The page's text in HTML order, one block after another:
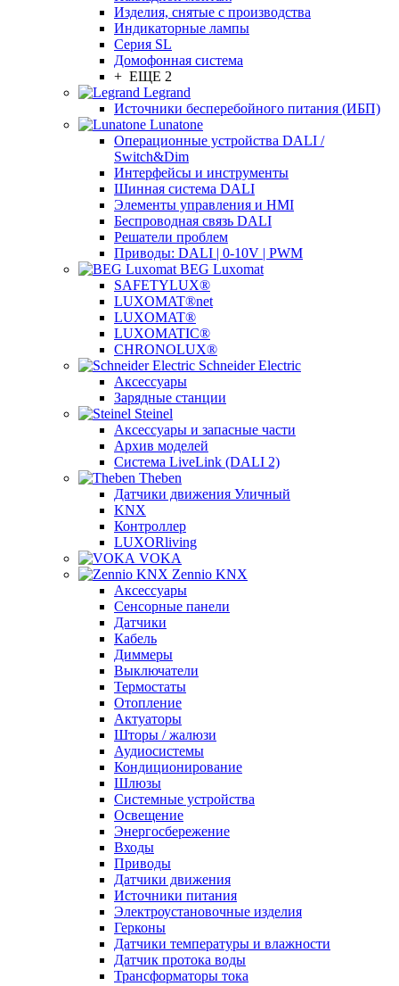
Изделия, снятые с производства
Индикаторные лампы
Серия SL
Домофонная система
+ ЕЩЕ 2
Legrand
Источники бесперебойного питания (ИБП)
Lunatone
Операционные устройства DALI /
Switch&Dim
Интерфейсы и инструменты
Шинная система DALI
Элементы управления и HMI
Беспроводная связь DALI
Решатели проблем
Приводы: DALI | 0-10V | PWM
BEG Luxomat
SAFETYLUX®
LUXOMAT®net
LUXOMAT®
LUXOMATIC®
CHRONOLUX®
Schneider Electric
Аксессуары
Зарядные станции
Steinel
Аксессуары и запасные части
Архив моделей
Система LiveLink (DALI 2)
Theben
Датчики движения Уличный
KNX
Контроллер
LUXORliving
VOKA
Zennio KNX
Аксессуары
Сенсорные панели
Датчики
Кабель
Диммеры
Выключатели
Термостаты
Отопление
Актуаторы
Шторы / жалюзи
Аудиосистемы
Кондиционирование
Шлюзы
Системные устройства
Освещение
Энергосбережение
Входы
Приводы
Датчики движения
Источники питания
Электроустановочные изделия
Герконы
Датчики температуры и влажности
Датчик протока воды
Трансформаторы тока